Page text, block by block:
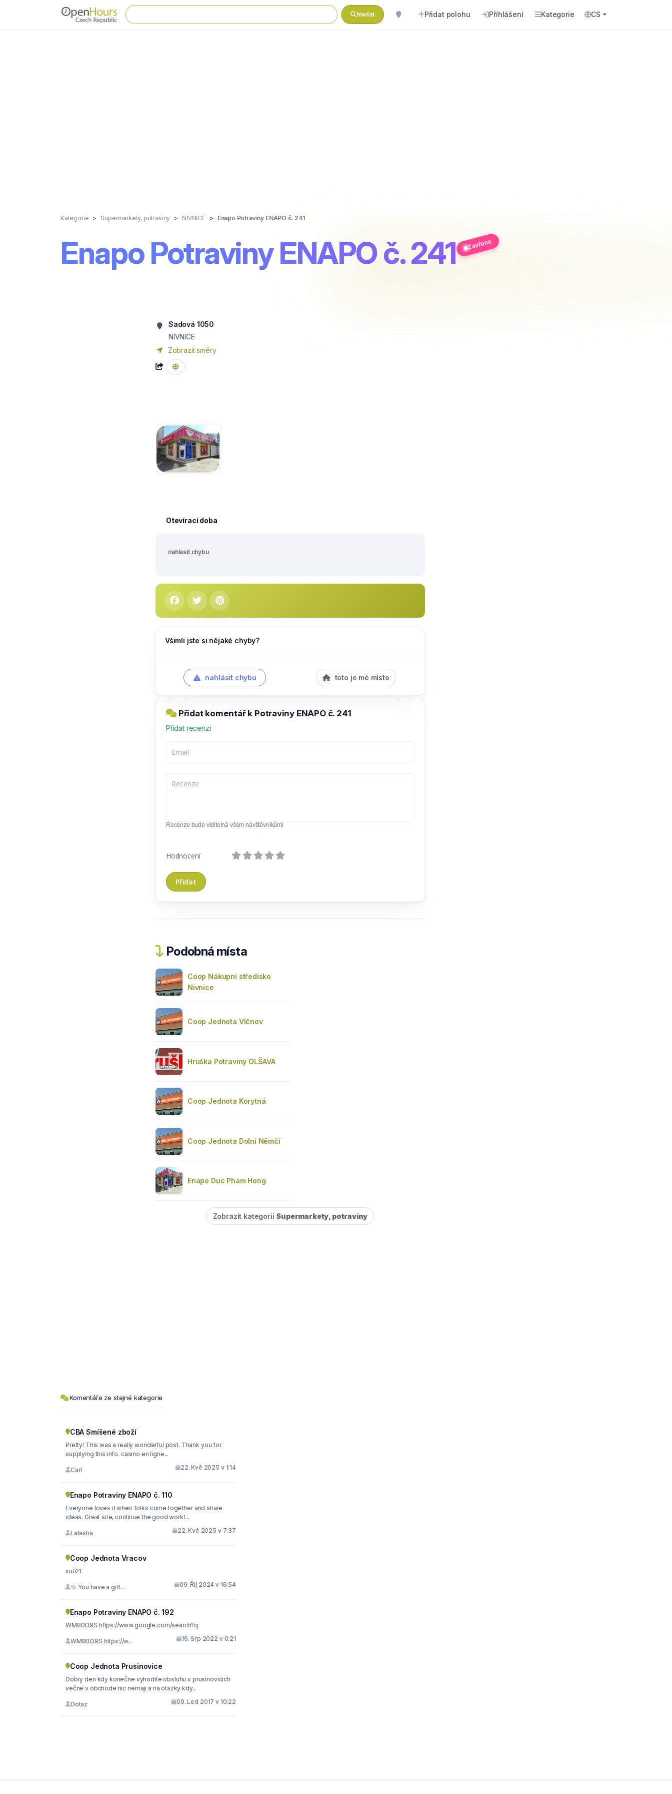
hledat Přidat polohu Příhlášení Kategorie CS
Kategorie Supermarkety, potraviny NIVNICE Enapo Potraviny ENAPO č. 241
Enapo Potraviny ENAPO č. 241 Zavřeno
Sadová 1050
NIVNICE
Zobrazit směry
Otevírací doba
nahlásit chybu
Všimli jste si nějaké chyby?
nahlásit chybu toto je mé místo
Přidat komentář k Potraviny ENAPO č. 241
Přidat recenzi
Recenze bude viditelná všem návštěvníkům!
Hodnocení
Podobná místa
Coop Nákupní středisko
Nivnice
Coop Jednota Vlčnov
Hruška Potraviny OLŠAVA
Coop Jednota Korytná
Coop Jednota Dolní Němčí
Enapo Duc Pham Hong
Zobrazit kategorii Supermarkety, potraviny
Komentáře ze stejné kategorie
CBA Smíšené zboží
Pretty! This was a really wonderful post. Thank you for
supplying this info. casino en ligne...
Carl 22. Kvě 2025 v 1:14
Enapo Potraviny ENAPO č. 110
Everyone loves it when folks come together and share
ideas. Great site, continue the good work!...
Latasha 22. Kvě 2025 v 7:37
Coop Jednota Vracov
xuti21
🔩 You have a gift... 09. Říj 2024 v 16:54
Enapo Potraviny ENAPO č. 192
WM80O9S https://www.google.com/search?q
WM80O9S https://w... 16. Srp 2022 v 0:21
Coop Jednota Prusinovice
Dobry den kdy konečne vyhodite obsluhu v prusinovicich
večne v obchode nic nemaji a na otazky kdy...
Dotaz 09. Led 2017 v 10:22